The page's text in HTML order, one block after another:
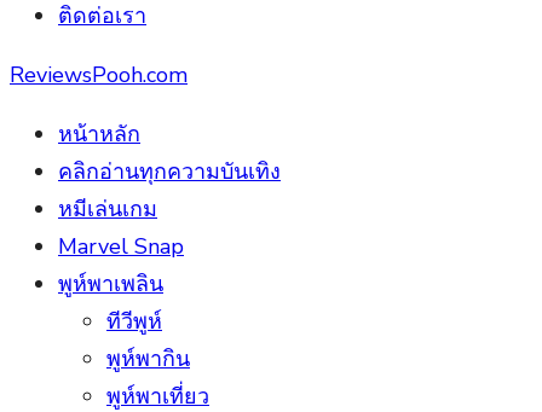
ติดต่อเรา
ReviewsPooh.com
หน้าหลัก
คลิกอ่านทุกความบันเทิง
หมีเล่นเกม
Marvel Snap
พูห์พาเพลิน
ทีวีพูห์
พูห์พากิน
พูห์พาเที่ยว